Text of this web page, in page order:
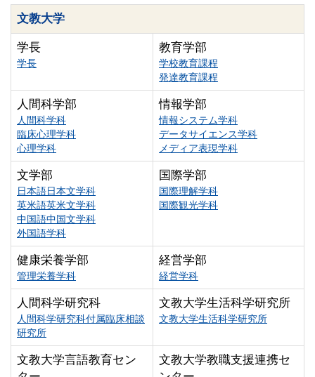
文教大学
学長
学長
教育学部
学校教育課程
発達教育課程
人間科学部
人間科学科
臨床心理学科
心理学科
情報学部
情報システム学科
データサイエンス学科
メディア表現学科
文学部
日本語日本文学科
英米語英米文学科
中国語中国文学科
外国語学科
国際学部
国際理解学科
国際観光学科
健康栄養学部
管理栄養学科
経営学部
経営学科
人間科学研究科
人間科学研究科付属臨床相談
研究所
文教大学生活科学研究所
文教大学生活科学研究所
文教大学言語教育セン
文教大学教職支援連携セ